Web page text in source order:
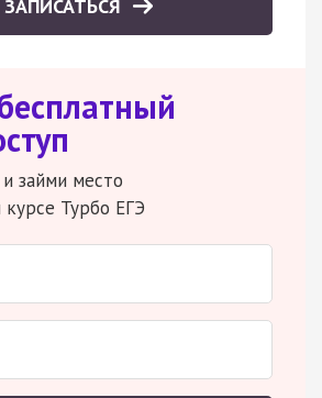
ЗАПИСАТЬСЯ
займи место
курсе Турбо ЕГЭ